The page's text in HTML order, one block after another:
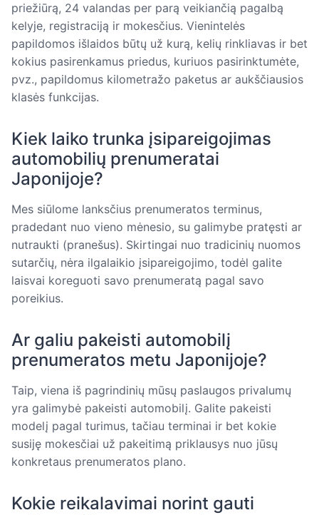
priežiūrą, 24 valandas per parą veikiančią pagalbą
kelyje, registraciją ir mokesčius. Vienintelės
papildomos išlaidos būtų už kurą, kelių rinkliavas ir bet
kokius pasirenkamus priedus, kuriuos pasirinktumėte,
pvz., papildomus kilometražo paketus ar aukščiausios
klasės funkcijas.
Kiek laiko trunka įsipareigojimas
automobilių prenumeratai
Japonijoje?
Mes siūlome lanksčius prenumeratos terminus,
pradedant nuo vieno mėnesio, su galimybe pratęsti ar
nutraukti (pranešus). Skirtingai nuo tradicinių nuomos
sutarčių, nėra ilgalaikio įsipareigojimo, todėl galite
laisvai koreguoti savo prenumeratą pagal savo
poreikius.
Ar galiu pakeisti automobilį
prenumeratos metu Japonijoje?
Taip, viena iš pagrindinių mūsų paslaugos privalumų
yra galimybė pakeisti automobilį. Galite pakeisti
modelį pagal turimus, tačiau terminai ir bet kokie
susiję mokesčiai už pakeitimą priklausys nuo jūsų
konkretaus prenumeratos plano.
Kokie reikalavimai norint gauti